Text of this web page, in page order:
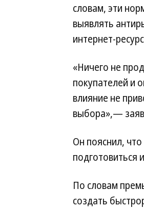
словам, эти
выявлять
интернет-
«Ничего не
покупателей и
влияние не
выбора»,—
Он пояснил,
подготовиться
По словам
создать